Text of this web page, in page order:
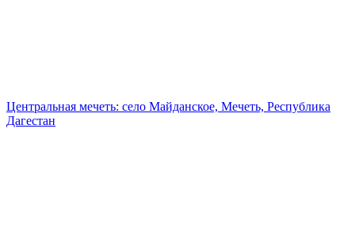
Центральная мечеть: село Майданское, Мечеть, Республика
Дагестан